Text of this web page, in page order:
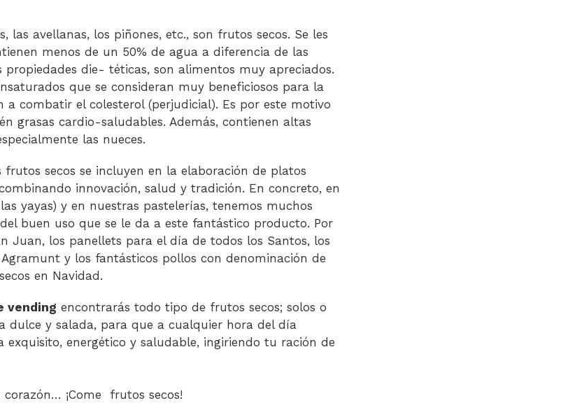
las avellanas, los piñones, etc., son frutos secos. Se les
menos de un 50% de agua a diferencia de las
propiedades die- téticas, son alimentos muy apreciados.
que se consideran muy beneficiosos para la
a combatir el colesterol (perjudicial). Es por este motivo
grasas cardio-saludables. Además, contienen altas
las nueces.
secos se incluyen en la elaboración de platos
innovación, salud y tradición. En concreto, en
yayas) y en nuestras pastelerías, tenemos muchos
buen uso que se le da a este fantástico producto. Por
Juan, los panellets para el día de todos los Santos, los
y los fantásticos pollos con denominación de
en Navidad.
vending encontrarás todo tipo de frutos secos; solos o
dulce y salada, para que a cualquier hora del día
exquisito, energético y saludable, ingiriendo tu ración de
¡Come frutos secos!